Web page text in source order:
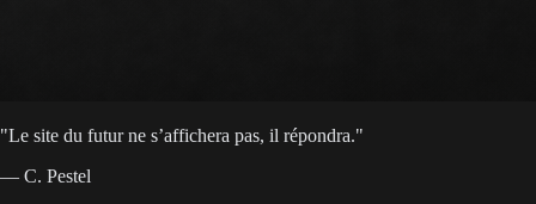
"Le site du futur ne s’affichera pas, il répondra."
— C. Pestel